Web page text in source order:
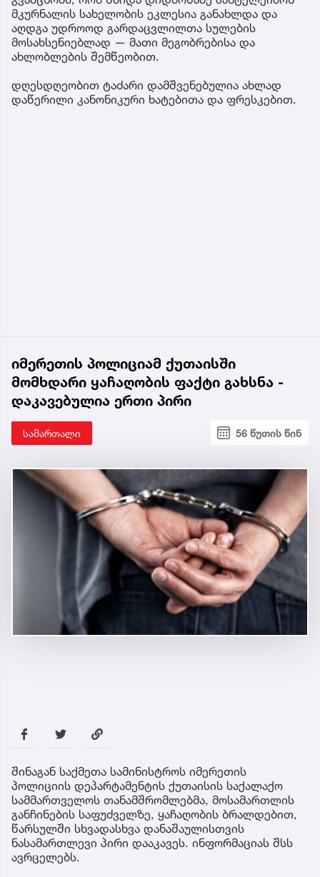
მკურნალის სახელობის ეკლესია განახლდა და
აღდგა უდროოდ გარდაცვლილთა სულების
მოსახსენიებლად — მათი მეგობრებისა და
ახლობლების შემწეობით.
დღესდღეობით ტაძარი დამშვენებულია ახლად
დაწერილი კანონიკური ხატებითა და ფრესკებით.
იმერეთის პოლიციამ ქუთაისში
მომხდარი ყაჩაღობის ფაქტი გახსნა -
დაკავებულია ერთი პირი
სამართალი 56 წუთის წინ
შინაგან საქმეთა სამინისტროს იმერეთის
პოლიციის დეპარტამენტის ქუთაისის საქალაქო
სამმართველოს თანამშრომლებმა, მოსამართლის
განჩინების საფუძველზე, ყაჩაღობის ბრალდებით,
წარსულში სხვადასხვა დანაშაულისთვის
ნასამართლევი პირი დააკავეს. ინფორმაციას შსს
ავრცელებს.